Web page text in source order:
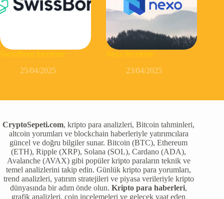
SwissBorg İnceleme
25/04/2025
Nexo İnceleme
23/04/2025
CryptoSepeti.com, kripto para analizleri, Bitcoin tahminleri,
altcoin yorumları ve blockchain haberleriyle yatırımcılara
güncel ve doğru bilgiler sunar. Bitcoin (BTC), Ethereum
(ETH), Ripple (XRP), Solana (SOL), Cardano (ADA),
Avalanche (AVAX) gibi popüler kripto paraların teknik ve
temel analizlerini takip edin. Günlük kripto para yorumları,
trend analizleri, yatırım stratejileri ve piyasa verileriyle kripto
dünyasında bir adım önde olun.Kripto para haberleri,
grafik analizleri, coin incelemeleri ve gelecek vaat eden